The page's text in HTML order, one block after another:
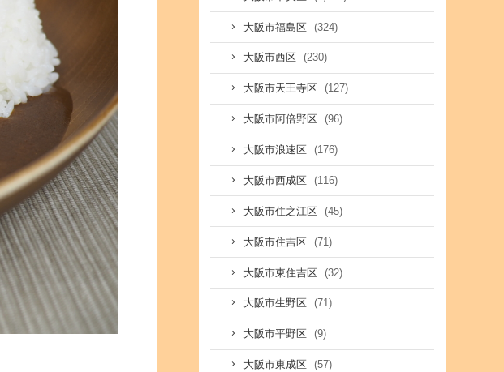
大阪市福島区 (324)
大阪市西区 (230)
大阪市天王寺区 (127)
大阪市阿倍野区 (96)
大阪市浪速区 (176)
大阪市西成区 (116)
大阪市住之江区 (45)
大阪市住吉区 (71)
大阪市東住吉区 (32)
大阪市生野区 (71)
大阪市平野区 (9)
大阪市東成区 (57)